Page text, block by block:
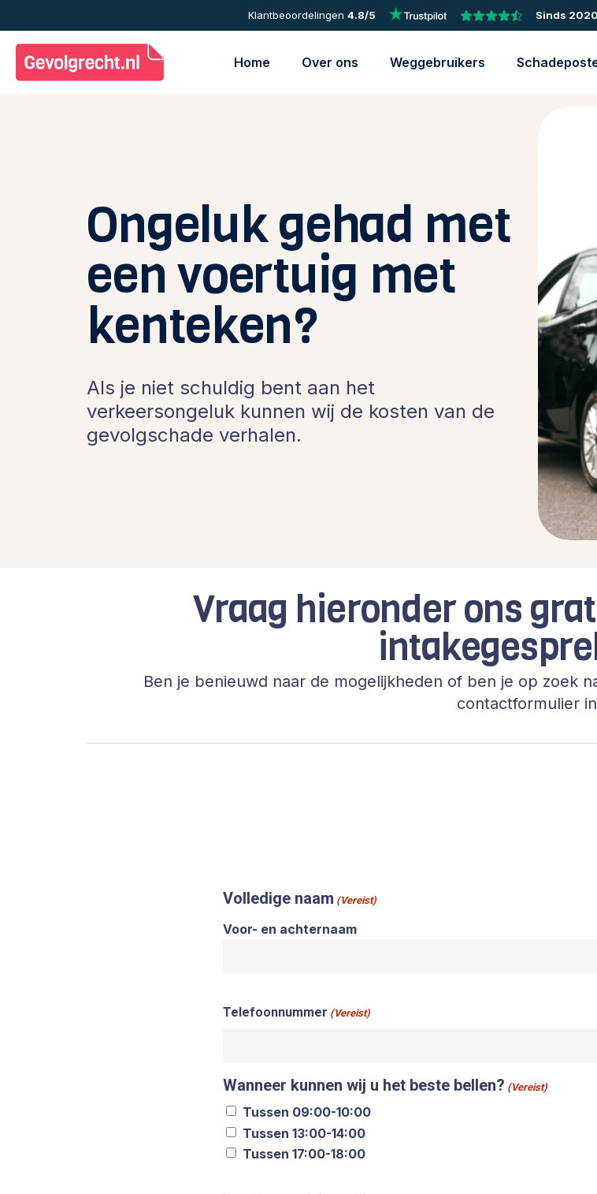
to
main
content
Klantbeoordelingen 4.8/5 Sinds 2020
Home Over ons Weggebruikers
Ongeluk gehad met
een voertuig met
kenteken?
Als je niet schuldig bent aan het
verkeersongeluk kunnen wij de kosten van de
gevolgschade verhalen.
Vraag hieronder ons
Ben je benieuwd naar de mogelijkheden of ben je op zoek
contactformulier
Volledige naam (Vereist)
Voor- en achternaam
Telefoonnummer (Vereist)
Wanneer kunnen wij u het beste bellen? (Vereist)
Tussen 09:00-10:00
Tussen 13:00-14:00
Tussen 17:00-18:00